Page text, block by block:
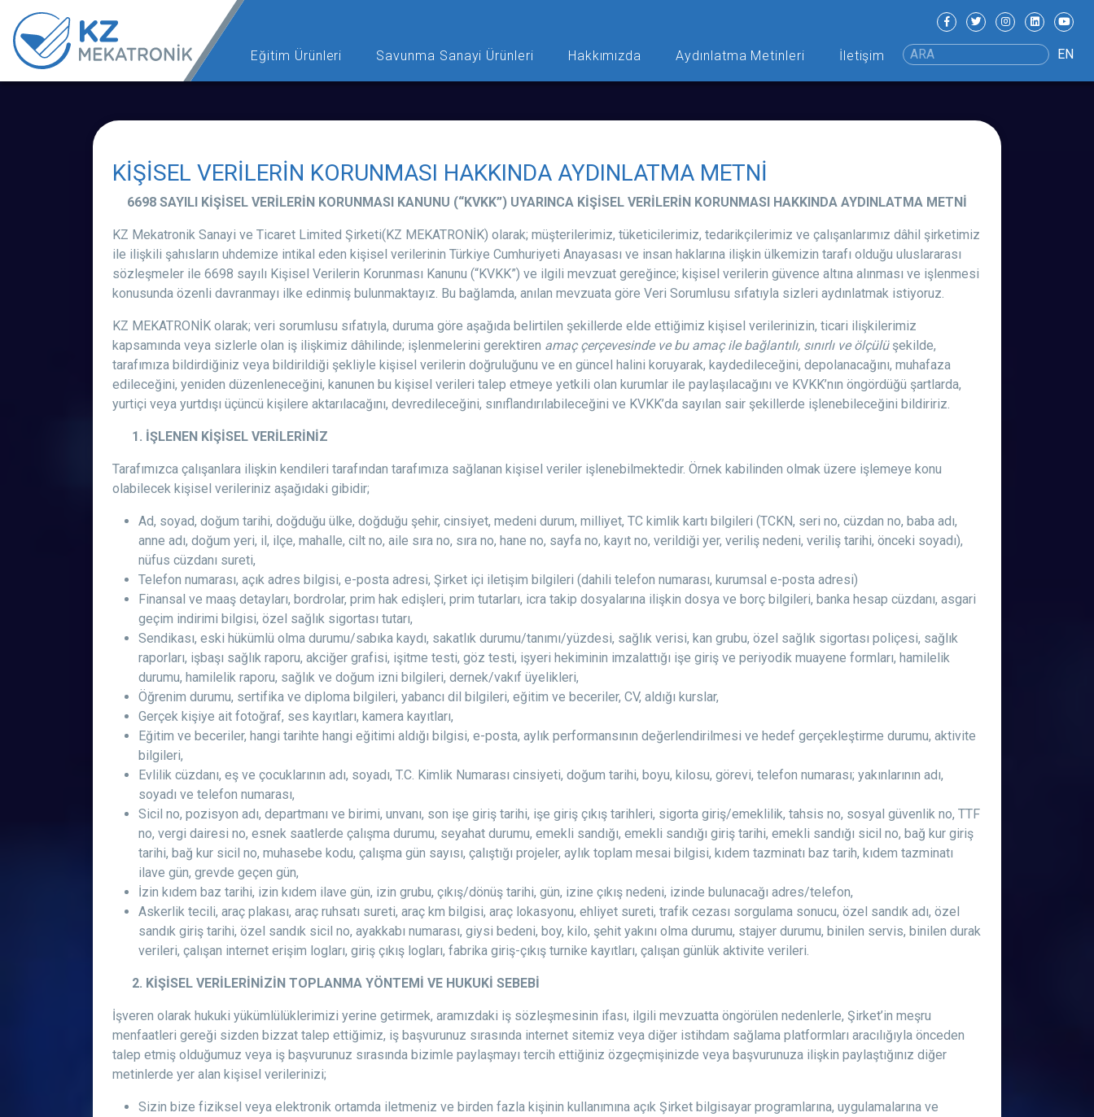
Eğitim Ürünleri Savunma Sanayi Ürünleri Hakkımızda Aydınlatma Metinleri İletişim EN
KİŞİSEL VERİLERİN KORUNMASI HAKKINDA AYDINLATMA METNİ
6698 SAYILI KİŞİSEL VERİLERİN KORUNMASI KANUNU (“KVKK”) UYARINCA KİŞİSEL VERİLERİN KORUNMASI HAKKINDA AYDINLATMA METNİ
KZ Mekatronik Sanayi ve Ticaret Limited Şirketi(KZ MEKATRONİK) olarak; müşterilerimiz, tüketicilerimiz, tedarikçilerimiz ve çalışanlarımız dâhil şirketimiz
ile ilişkili şahısların uhdemize intikal eden kişisel verilerinin Türkiye Cumhuriyeti Anayasası ve insan haklarına ilişkin ülkemizin tarafı olduğu uluslararası
sözleşmeler ile 6698 sayılı Kişisel Verilerin Korunması Kanunu (“KVKK”) ve ilgili mevzuat gereğince; kişisel verilerin güvence altına alınması ve işlenmesi
konusunda özenli davranmayı ilke edinmiş bulunmaktayız. Bu bağlamda, anılan mevzuata göre Veri Sorumlusu sıfatıyla sizleri aydınlatmak istiyoruz.
KZ MEKATRONİK olarak; veri sorumlusu sıfatıyla, duruma göre aşağıda belirtilen şekillerde elde ettiğimiz kişisel verilerinizin, ticari ilişkilerimiz
kapsamında veya sizlerle olan iş ilişkimiz dâhilinde; işlenmelerini gerektiren amaç çerçevesinde ve bu amaç ile bağlantılı, sınırlı ve ölçülü şekilde,
tarafımıza bildirdiğiniz veya bildirildiği şekliyle kişisel verilerin doğruluğunu ve en güncel halini koruyarak, kaydedileceğini, depolanacağını, muhafaza
edileceğini, yeniden düzenleneceğini, kanunen bu kişisel verileri talep etmeye yetkili olan kurumlar ile paylaşılacağını ve KVKK’nın öngördüğü şartlarda,
yurtiçi veya yurtdışı üçüncü kişilere aktarılacağını, devredileceğini, sınıflandırılabileceğini ve KVKK’da sayılan sair şekillerde işlenebileceğini bildiririz.
1. İŞLENEN KİŞİSEL VERİLERİNİZ
Tarafımızca çalışanlara ilişkin kendileri tarafından tarafımıza sağlanan kişisel veriler işlenebilmektedir. Örnek kabilinden olmak üzere işlemeye konu
olabilecek kişisel verileriniz aşağıdaki gibidir;
Ad, soyad, doğum tarihi, doğduğu ülke, doğduğu şehir, cinsiyet, medeni durum, milliyet, TC kimlik kartı bilgileri (TCKN, seri no, cüzdan no, baba adı,
anne adı, doğum yeri, il, ilçe, mahalle, cilt no, aile sıra no, sıra no, hane no, sayfa no, kayıt no, verildiği yer, veriliş nedeni, veriliş tarihi, önceki soyadı),
nüfus cüzdanı sureti,
Telefon numarası, açık adres bilgisi, e-posta adresi, Şirket içi iletişim bilgileri (dahili telefon numarası, kurumsal e-posta adresi)
Finansal ve maaş detayları, bordrolar, prim hak edişleri, prim tutarları, icra takip dosyalarına ilişkin dosya ve borç bilgileri, banka hesap cüzdanı, asgari
geçim indirimi bilgisi, özel sağlık sigortası tutarı,
Sendikası, eski hükümlü olma durumu/sabıka kaydı, sakatlık durumu/tanımı/yüzdesi, sağlık verisi, kan grubu, özel sağlık sigortası poliçesi, sağlık
raporları, işbaşı sağlık raporu, akciğer grafisi, işitme testi, göz testi, işyeri hekiminin imzalattığı işe giriş ve periyodik muayene formları, hamilelik
durumu, hamilelik raporu, sağlık ve doğum izni bilgileri, dernek/vakıf üyelikleri,
Öğrenim durumu, sertifika ve diploma bilgileri, yabancı dil bilgileri, eğitim ve beceriler, CV, aldığı kurslar,
Gerçek kişiye ait fotoğraf, ses kayıtları, kamera kayıtları,
Eğitim ve beceriler, hangi tarihte hangi eğitimi aldığı bilgisi, e-posta, aylık performansının değerlendirilmesi ve hedef gerçekleştirme durumu, aktivite
bilgileri,
Evlilik cüzdanı, eş ve çocuklarının adı, soyadı, T.C. Kimlik Numarası cinsiyeti, doğum tarihi, boyu, kilosu, görevi, telefon numarası; yakınlarının adı,
soyadı ve telefon numarası,
Sicil no, pozisyon adı, departmanı ve birimi, unvanı, son işe giriş tarihi, işe giriş çıkış tarihleri, sigorta giriş/emeklilik, tahsis no, sosyal güvenlik no, TTF
no, vergi dairesi no, esnek saatlerde çalışma durumu, seyahat durumu, emekli sandığı, emekli sandığı giriş tarihi, emekli sandığı sicil no, bağ kur giriş
tarihi, bağ kur sicil no, muhasebe kodu, çalışma gün sayısı, çalıştığı projeler, aylık toplam mesai bilgisi, kıdem tazminatı baz tarih, kıdem tazminatı
ilave gün, grevde geçen gün,
İzin kıdem baz tarihi, izin kıdem ilave gün, izin grubu, çıkış/dönüş tarihi, gün, izine çıkış nedeni, izinde bulunacağı adres/telefon,
Askerlik tecili, araç plakası, araç ruhsatı sureti, araç km bilgisi, araç lokasyonu, ehliyet sureti, trafik cezası sorgulama sonucu, özel sandık adı, özel
sandık giriş tarihi, özel sandık sicil no, ayakkabı numarası, giysi bedeni, boy, kilo, şehit yakını olma durumu, stajyer durumu, binilen servis, binilen durak
verileri, çalışan internet erişim logları, giriş çıkış logları, fabrika giriş-çıkış turnike kayıtları, çalışan günlük aktivite verileri.
2. KİŞİSEL VERİLERİNİZİN TOPLANMA YÖNTEMİ VE HUKUKİ SEBEBİ
İşveren olarak hukuki yükümlülüklerimizi yerine getirmek, aramızdaki iş sözleşmesinin ifası, ilgili mevzuatta öngörülen nedenlerle, Şirket’in meşru
menfaatleri gereği sizden bizzat talep ettiğimiz, iş başvurunuz sırasında internet sitemiz veya diğer istihdam sağlama platformları aracılığıyla önceden
talep etmiş olduğumuz veya iş başvurunuz sırasında bizimle paylaşmayı tercih ettiğiniz özgeçmişinizde veya başvurunuza ilişkin paylaştığınız diğer
metinlerde yer alan kişisel verilerinizi;
Sizin bize fiziksel veya elektronik ortamda iletmeniz ve birden fazla kişinin kullanımına açık Şirket bilgisayar programlarına, uygulamalarına ve